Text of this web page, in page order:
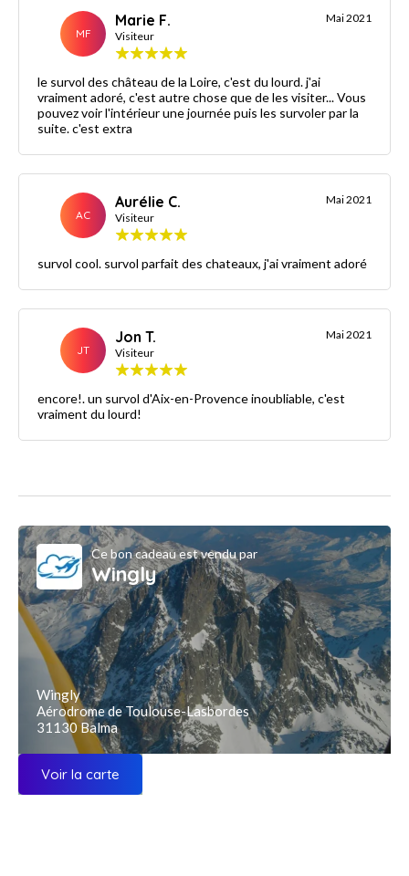
MF
Marie F.
Visiteur
Mai 2021
le survol des château de la Loire, c'est du lourd. j'ai
vraiment adoré, c'est autre chose que de les visiter... Vous
pouvez voir l'intérieur une journée puis les survoler par la
suite. c'est extra
AC
Aurélie C.
Visiteur
Mai 2021
survol cool. survol parfait des chateaux, j'ai vraiment adoré
JT
Jon T.
Visiteur
Mai 2021
encore!. un survol d'Aix-en-Provence inoubliable, c'est
vraiment du lourd!
Ce bon cadeau est vendu par
Wingly
Wingly
Aérodrome de Toulouse-Lasbordes
31130 Balma
Voir la carte